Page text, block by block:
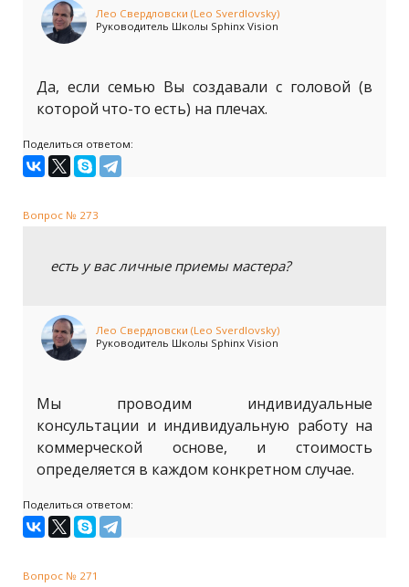
Лео Свердловски (Leo Sverdlovsky)
Руководитель Школы Sphinx Vision
Да, если семью Вы создавали с головой (в
которой что-то есть) на плечах.
Поделиться ответом:
Вопрос № 273
есть у вас личные приемы мастера?
Лео Свердловски (Leo Sverdlovsky)
Руководитель Школы Sphinx Vision
Мы проводим индивидуальные
консультации и индивидуальную работу на
коммерческой основе, и стоимость
определяется в каждом конкретном случае.
Поделиться ответом:
Вопрос № 271